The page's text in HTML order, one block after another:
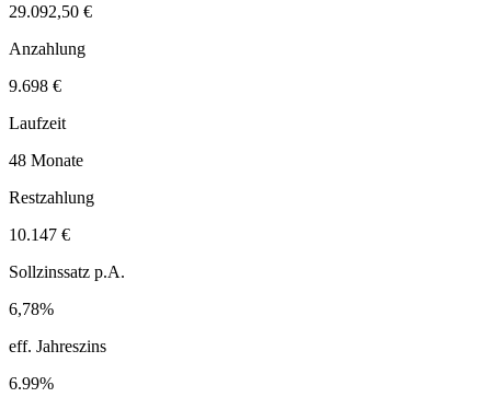
29.092,50 €
Anzahlung
9.698 €
Laufzeit
48 Monate
Restzahlung
10.147 €
Sollzinssatz p.A.
6,78%
eff. Jahreszins
6.99%